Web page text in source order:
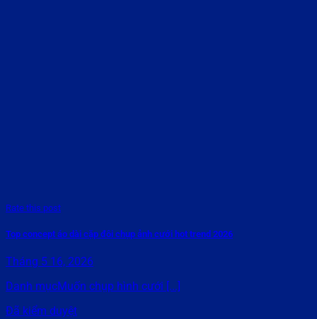
Rate this post
Top concept áo dài cặp đôi chụp ảnh cưới hot trend 2026
Tháng 5 16, 2026
Danh mụcMuốn chụp hình cưới [...]
Đã kiểm duyệt